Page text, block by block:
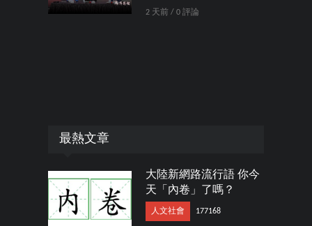
2 天前 / 0 評論
最熱文章
大陸新網路流行語 你今
天「內卷」了嗎？
人文社會 177168